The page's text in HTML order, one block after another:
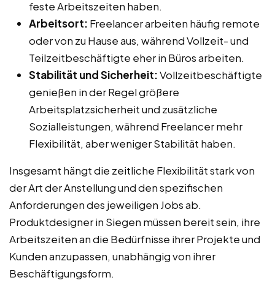
feste Arbeitszeiten haben.
Arbeitsort: Freelancer arbeiten häufig remote
oder von zu Hause aus, während Vollzeit- und
Teilzeitbeschäftigte eher in Büros arbeiten.
Stabilität und Sicherheit:Vollzeitbeschäftigte
genießen in der Regel größere
Arbeitsplatzsicherheit und zusätzliche
Sozialleistungen, während Freelancer mehr
Flexibilität, aber weniger Stabilität haben.
Insgesamt hängt die zeitliche Flexibilität stark von
der Art der Anstellung und den spezifischen
Anforderungen des jeweiligen Jobs ab.
Produktdesigner in Siegen müssen bereit sein, ihre
Arbeitszeiten an die Bedürfnisse ihrer Projekte und
Kunden anzupassen, unabhängig von ihrer
Beschäftigungsform.